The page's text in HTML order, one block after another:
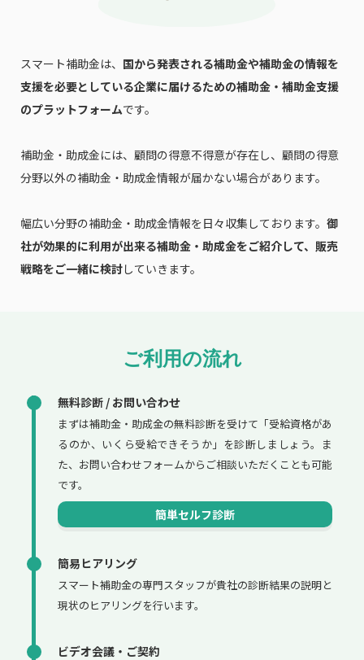
スマート補助金は、 国から発表される補助金や補助金の情報を
支援を必要としている企業に届けるための補助金・補助金支援
のプラットフォームです。
補助金・助成金には、顧問の得意不得意が存在し、顧問の得意
分野以外の補助金・助成金情報が届かない場合があります。
幅広い分野の補助金・助成金情報を日々収集しております。 御
社が効果的に利用が出来る補助金・助成金をご紹介して、販売
戦略をご一緒に検討していきます。
ご利用の流れ
無料診断 / お問い合わせ
まずは補助金・助成金の無料診断を受けて「受給資格があ
るのか、いくら受給できそうか」を診断しましょう。ま
た、お問い合わせフォームからご相談いただくことも可能
です。
簡単セルフ診断
簡易ヒアリング
スマート補助金の専門スタッフが貴社の診断結果の説明と
現状のヒアリングを行います。
ビデオ会議・ご契約